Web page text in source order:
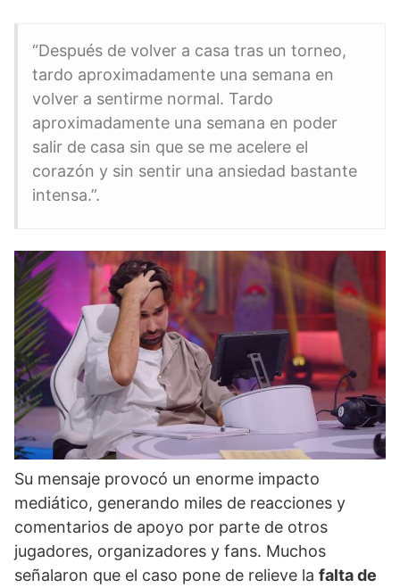
“Después de volver a casa tras un torneo,
tardo aproximadamente una semana en
volver a sentirme normal. Tardo
aproximadamente una semana en poder
salir de casa sin que se me acelere el
corazón y sin sentir una ansiedad bastante
intensa.”.
Su mensaje provocó un enorme impacto
mediático, generando miles de reacciones y
comentarios de apoyo por parte de otros
jugadores, organizadores y fans. Muchos
señalaron que el caso pone de relieve la falta de